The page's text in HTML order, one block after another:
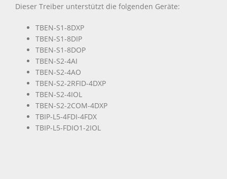
Dieser Treiber unterstützt die folgenden Geräte:
TBEN-S1-8DXP
TBEN-S1-8DIP
TBEN-S1-8DOP
TBEN-S2-4AI
TBEN-S2-4AO
TBEN-S2-2RFID-4DXP
TBEN-S2-4IOL
TBEN-S2-2COM-4DXP
TBIP-L5-4FDI-4FDX
TBIP-L5-FDIO1-2IOL